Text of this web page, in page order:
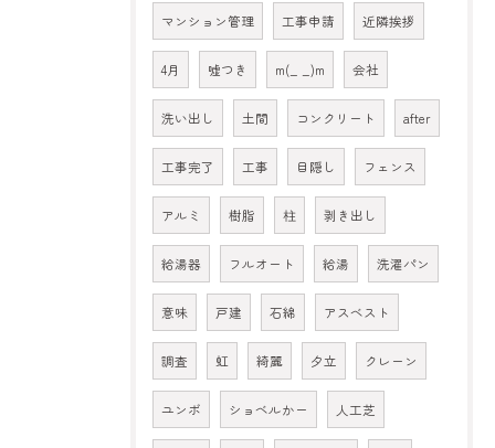
マンション管理 工事申請 近隣挨拶
4月 嘘つき m(_ _)m 会社
洗い出し 土間 コンクリート after
工事完了 工事 目隠し フェンス
アルミ 樹脂 柱 剥き出し
給湯器 フルオート 給湯 洗濯パン
意味 戸建 石綿 アスベスト
調査 虹 綺麗 夕立 クレーン
ユンボ ショベルかー 人工芝